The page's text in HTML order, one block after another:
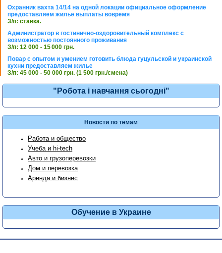
Охранник вахта 14/14 на одной локации официальное оформление
предоставляем жилье выплаты вовремя
З/п: ставка.
Администратор в гостинично-оздоровительный комплекс с
возможностью постоянного проживания
З/п: 12 000 - 15 000 грн.
Повар с опытом и умением готовить блюда гуцульской и украинской
кухни предоставляем жилье
З/п: 45 000 - 50 000 грн. (1 500 грн./смена)
"Робота і навчання сьогодні"
Новости по темам
Работа и общество
Учеба и hi-tech
Авто и грузоперевозки
Дом и перевозка
Аренда и бизнес
Обучение в Украине